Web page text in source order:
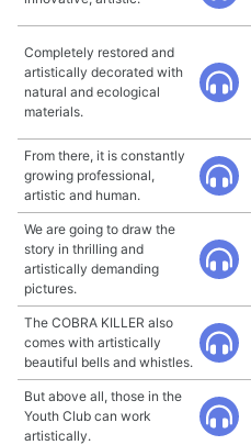
Completely restored and
artistically decorated with
natural and ecological
materials.
From there, it is constantly
growing professional,
artistic and human.
We are going to draw the
story in thrilling and
artistically demanding
pictures.
The COBRA KILLER also
comes with artistically
beautiful bells and whistles.
But above all, those in the
Youth Club can work
artistically.